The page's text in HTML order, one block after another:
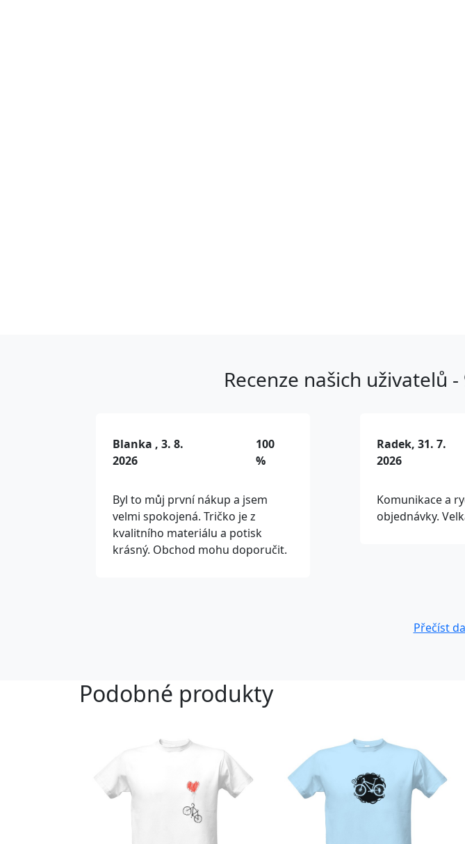
Recenze našich uživatelů
Blanka , 3. 8.
2026
100
%
Byl to můj první nákup a jsem
velmi spokojená. Tričko je z
kvalitního materiálu a potisk
krásný. Obchod mohu doporučit.
Radek, 31. 7.
2026
Komunikace a
objednávky.
Přečíst
Podobné produkty